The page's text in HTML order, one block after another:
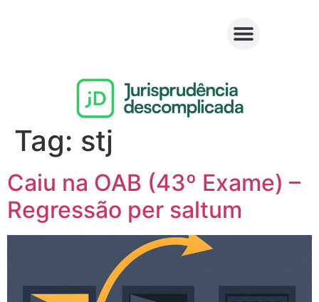
Tag: stj
Caiu na OAB (43º Exame) –
Regressão per saltum